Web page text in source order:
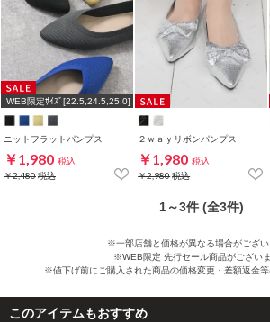
WEB限定ｻｲｽﾞ[22.5,24.5,25.0]
ニットフラットパンプス
￥1,980 税込
￥2,480税込
２ｗａｙリボンパンプス
￥1,980 税込
￥2,980税込
1～3件 (全3件)
※一部店舗と価格が異なる場合がござい
※WEB限定 先行セール商品がございま
※値下げ前にご購入された商品の価格変更・差額返金等
このアイテムもおすすめ